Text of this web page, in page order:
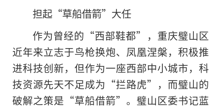
担起“草船借箭”大任
作为曾经的“西部鞋都”，重庆璧山区
近年来立志于鸟枪换炮、凤凰涅槃，积极推
进科技创新，但作为一座西部中小城市，科
技资源先天不足成为“拦路虎”，而璧山的
破解之策是“草船借箭”。璧山区委书记蓝